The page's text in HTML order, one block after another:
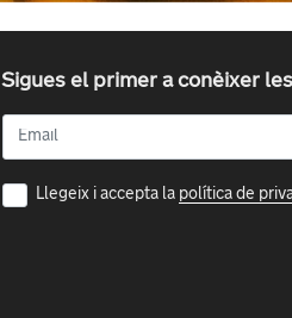
Sigues el primer a conèixer
Llegeix i accepta la política de